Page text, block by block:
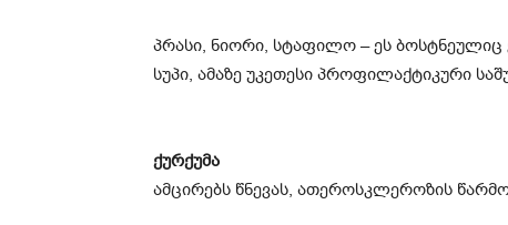
პრასი, ნიორი, სტაფილო – ეს ბოსტნეულიც
სუპი, ამაზე უკეთესი პროფილაქტიკური
ქურქუმა
ამცირებს წნევას, ათეროსკლეროზის